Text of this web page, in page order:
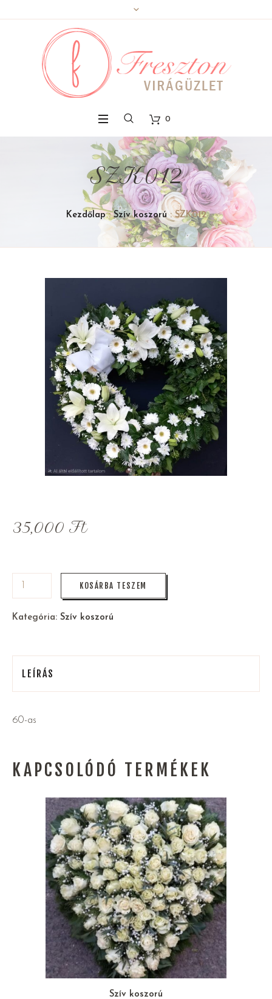
0
SZK012
Kezdőlap:Szív koszorú: SZK012
35,000 Ft
KOSÁRBA TESZEM
Kategória: Szív koszorú
LEÍRÁS
60-as
KAPCSOLÓDÓ TERMÉKEK
Szív koszorú